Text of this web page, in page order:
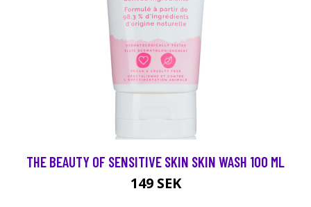
THE BEAUTY OF SENSITIVE SKIN SKIN WASH 100 ML
149 SEK